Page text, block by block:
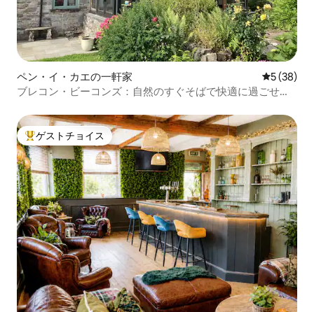
ペン・イ・カエの一軒家 レビュー
5 (38)
ブレコン・ビーコンズ：自然のすぐそばで快適に過ごせま
大好評のゲストチョイスです。
ゲストチョイス